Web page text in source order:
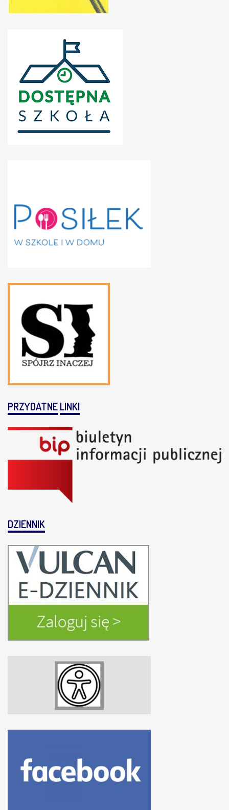
PRZYDATNELINKI
DZIENNIK